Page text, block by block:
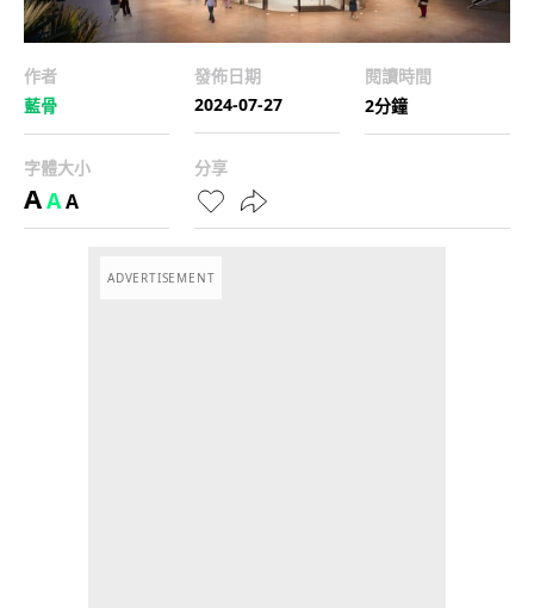
作者
藍骨
發佈日期
2024-07-27
閱讀時間
2分鐘
字體大小
AAA
分享
ADVERTISEMENT